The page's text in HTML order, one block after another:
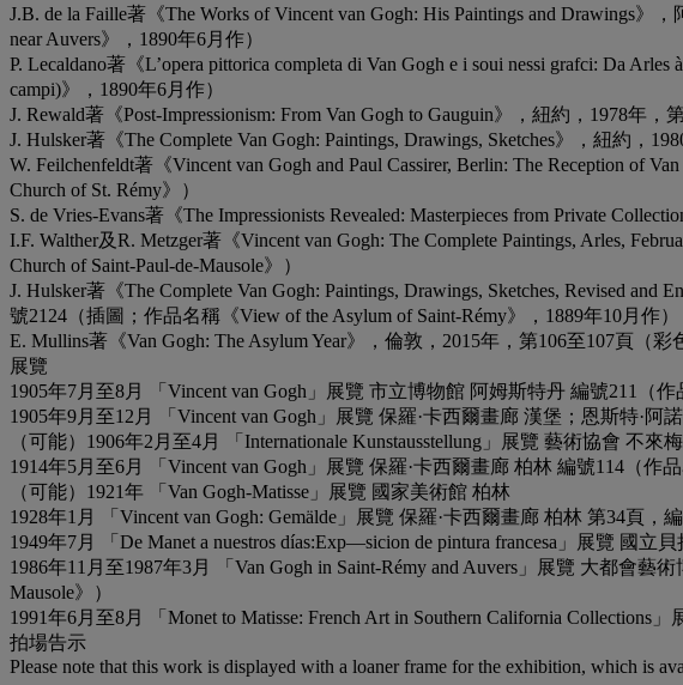
J.B. de la Faille著《The Works of Vincent van Gogh: His Paintings and Drawings
near Auvers》，1890年6月作）
P. Lecaldano著《L’opera pittorica completa di Van Gogh e i soui nessi grafci: Da
campi)》，1890年6月作）
J. Rewald著《Post-Impressionism: From Van Gogh to Gauguin》，紐約，1978年
J. Hulsker著《The Complete Van Gogh: Paintings, Drawings, Sketches》，紐約，
W. Feilchenfeldt著《Vincent van Gogh and Paul Cassirer, Berlin: The Reception of
Church of St. Rémy》）
S. de Vries-Evans著《The Impressionists Revealed: Masterpieces from Private
I.F. Walther及R. Metzger著《Vincent van Gogh: The Complete Paintings, Arles,
Church of Saint-Paul-de-Mausole》）
J. Hulsker著《The Complete Van Gogh: Paintings, Drawings, Sketches, Revised
號2124（插圖；作品名稱《View of the Asylum of Saint-Rémy》，1889年10月作）
E. Mullins著《Van Gogh: The Asylum Year》，倫敦，2015年，第106至107頁（
展覽
1905年7月至8月 「Vincent van Gogh」展覽 市立博物館 阿姆斯特丹 編號211（作
1905年9月至12月 「Vincent van Gogh」展覽 保羅·卡西爾畫廊 漢堡；恩斯特·阿
（可能）1906年2月至4月 「Internationale Kunstausstellung」展覽 藝術協會 不來
1914年5月至6月 「Vincent van Gogh」展覽 保羅·卡西爾畫廊 柏林 編號114（作
（可能）1921年 「Van Gogh-Matisse」展覽 國家美術館 柏林
1928年1月 「Vincent van Gogh: Gemälde」展覽 保羅·卡西爾畫廊 柏林 第34頁，
1949年7月 「De Manet a nuestros días:Exp—sicion de pintura francesa」展覽 國
1986年11月至1987年3月 「Van Gogh in Saint-Rémy and Auvers」展覽 大都會
Mausole》）
1991年6月至8月 「Monet to Matisse: French Art in Southern California Collections
拍場告示
Please note that this work is displayed with a loaner frame for the exhibition, which is